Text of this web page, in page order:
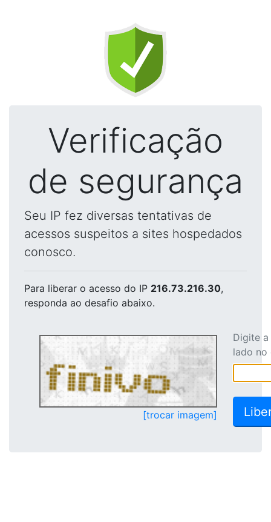
Verificação
de segurança
Seu IP fez diversas tentativas de
acessos suspeitos a sites hospedados
conosco.
Para liberar o acesso do IP 216.73.216.30,
responda ao desafio abaixo.
[trocar imagem]
Digite
lado no